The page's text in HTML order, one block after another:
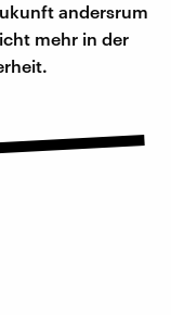
andersrum
mehr in der